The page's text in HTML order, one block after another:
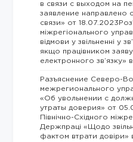
в связи с выходом на
заявление направлено
связи» от
міжрегіонального
відмови у звільненні у
якщо працівником
електронного зв’язку»
Разъяснение Северо-
межрегионального
«Об увольнении с
утраты доверия» от
Північно-Східного
Держпраці «Щодо
фактом втрати довіри»